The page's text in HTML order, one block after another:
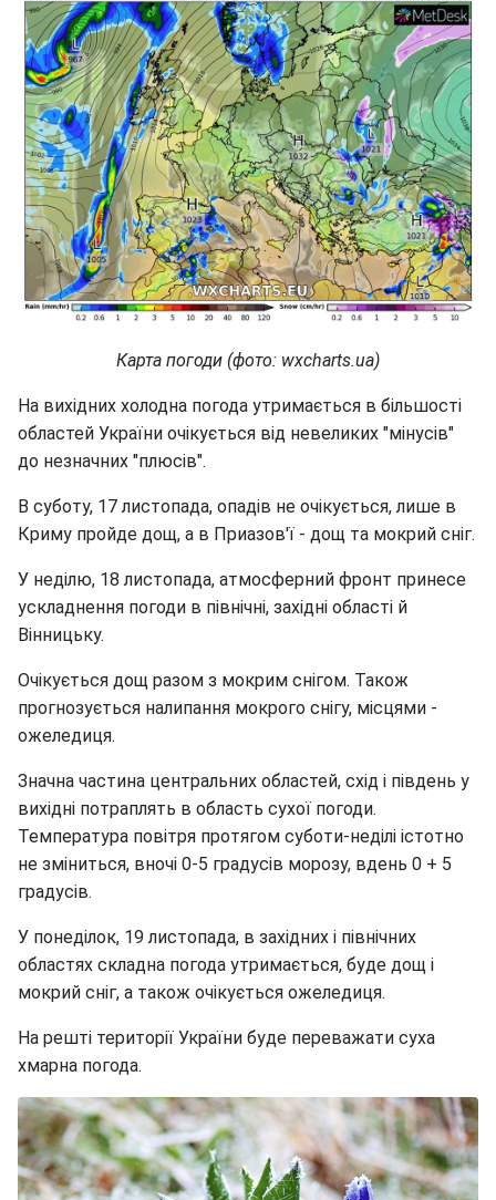
Карта погоди (фото: wxcharts.ua)
На вихідних холодна погода утримається в більшості
областей України очікується від невеликих "мінусів"
до незначних "плюсів".
В суботу, 17 листопада, опадів не очікується, лише в
Криму пройде дощ, а в Приазов'ї - дощ та мокрий сніг.
У неділю, 18 листопада, атмосферний фронт принесе
ускладнення погоди в північні, західні області й
Вінницьку.
Очікується дощ разом з мокрим снігом. Також
прогнозується налипання мокрого снігу, місцями -
ожеледиця.
Значна частина центральних областей, схід і південь у
вихідні потраплять в область сухої погоди.
Температура повітря протягом суботи-неділі істотно
не зміниться, вночі 0-5 градусів морозу, вдень 0 + 5
градусів.
У понеділок, 19 листопада, в західних і північних
областях складна погода утримається, буде дощ і
мокрий сніг, а також очікується ожеледиця.
На решті території України буде переважати суха
хмарна погода.